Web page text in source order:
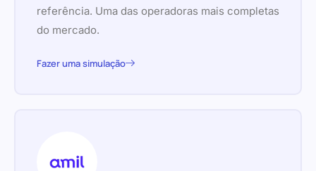
referência. Uma das operadoras mais completas
do mercado.
Fazer uma simulação